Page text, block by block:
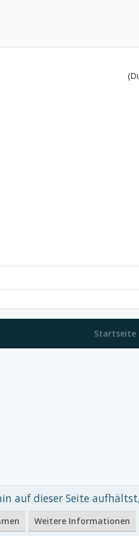
Startseite
auf dieser Seite
Weitere Informationen